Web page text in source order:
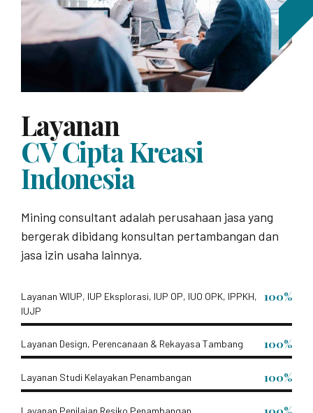
Layanan
CV Cipta Kreasi
Indonesia
Mining consultant adalah perusahaan jasa yang
bergerak dibidang konsultan pertambangan dan
jasa izin usaha lainnya.
Layanan WIUP, IUP Eksplorasi, IUP OP, IUO OPK, IPPKH,
IUJP
100%
Layanan Design, Perencanaan & Rekayasa Tambang 100%
Layanan Studi Kelayakan Penambangan 100%
Layanan Penilaian Resiko Penambangan